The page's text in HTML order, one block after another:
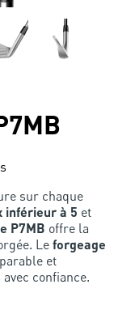
sur chaque
inférieur à 5 et
P7MB offre la
Le forgeage
et
confiance.